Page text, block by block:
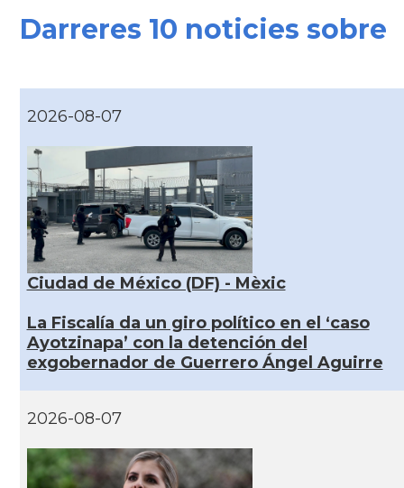
Darreres 10 noticies sobre
2026-08-07
Ciudad de México (DF) - Mèxic
La Fiscalía da un giro político en el ‘caso
Ayotzinapa’ con la detención del
exgobernador de Guerrero Ángel Aguirre
2026-08-07